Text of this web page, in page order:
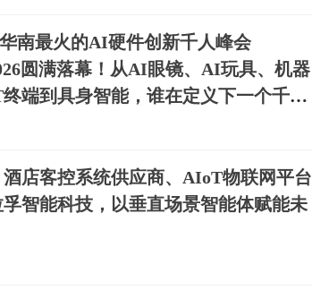
南最火的AI硬件创新千人峰会
圆满落幕！从AI眼镜、AI玩具、机器
端到具身智能，谁在定义下一个千亿
店客控系统供应商、AIoT物联网平台
智能科技，以垂直场景智能体赋能未